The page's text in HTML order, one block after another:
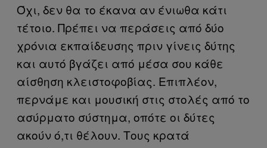
Όχι, δεν θα το έκανα αν ένιωθα κάτι
τέτοιο. Πρέπει να περάσεις από δύο
χρόνια εκπαίδευσης πριν γίνεις δύτης
και αυτό βγάζει από μέσα σου κάθε
αίσθηση κλειστοφοβίας. Επιπλέον,
περνάμε και μουσική στις στολές από το
ασύρματο σύστημα, οπότε οι δύτες
ακούν ό,τι θέλουν. Τους κρατά